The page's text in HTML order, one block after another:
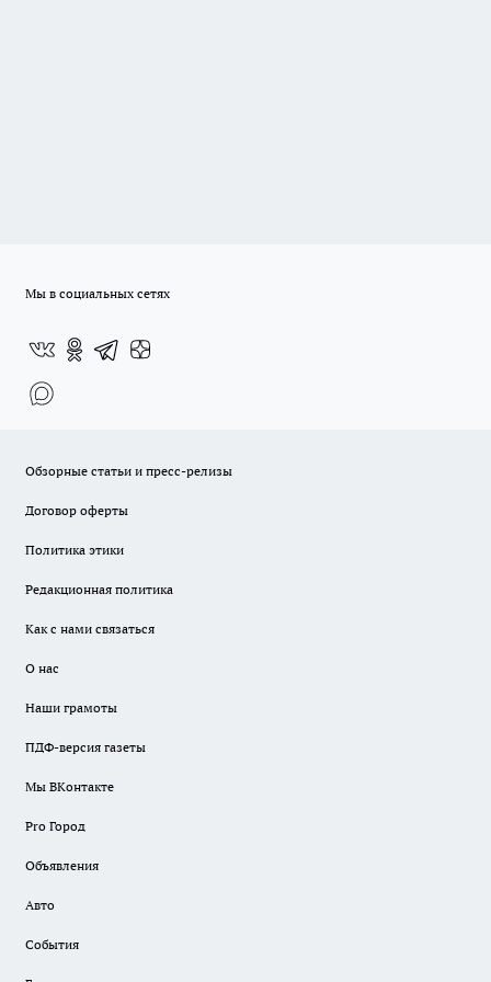
Мы в социальных сетях
Обзорные статьи и пресс-релизы
Договор оферты
Политика этики
Редакционная политика
Как с нами связаться
О нас
Наши грамоты
ПДФ-версия газеты
Мы ВКонтакте
Pro Город
Объявления
Авто
События